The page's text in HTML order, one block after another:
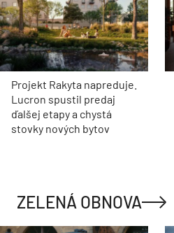
Projekt Rakyta napreduje.
Lucron spustil predaj
ďalšej etapy a chystá
stovky nových bytov
ZELENÁ OBNOVA